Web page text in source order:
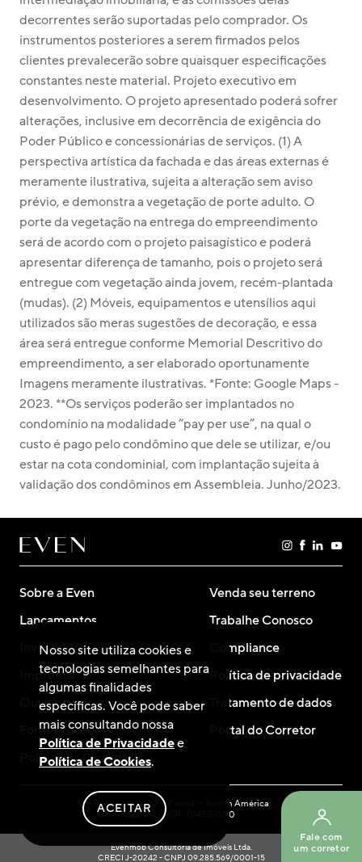
decorrentes serão suportadas pelo comprador. Os
instrumentos posteriores a serem firmados pelos
clientes prevalecerão sobre quaisquer especificações
constantes neste material. Projeto executivo em
desenvolvimento. O projeto apresentado poderá sofrer
alterações, inclusive em decorrência de exigência do
Poder Público e concessionárias de serviços. (1) A
perspectiva artística da fachada e das áreas externas é
meramente ilustrativa, sujeita a alteração sem aviso
prévio, e demonstra a vegetação de porte adulto. O
porte da vegetação na entrega do empreendimento
será de acordo com o projeto paisagístico e poderá
apresentar diferença de tamanho, pois o projeto será
entregue com vegetação ainda jovem, recém-plantada
(mudas). (2) Móveis, equipamentos e utensílios aqui
utilizados são meras sugestões de decoração, e essa
área será entregue conforme Memorial Descritivo do
empreendimento, a ser elaborado oportunamente
Imagens meramente ilustrativas. *Fonte: Google Maps -
2023. **Os serviços poderão ser implantados no
condomínio na modalidade “pay per use”, na qual o
custo é pago pelo condômino que dele se utilizar, e/ou
estar na cota condominial, com implantação sujeita à
validação dos condôminos em Assembleia. Junho/2023.
Sobre a Even
Lançamentos
Investidores
Imprensa
Ouvidoria
Fornecedores
Política da Qualidade
Venda seu terreno
Trabalhe Conosco
Compliance
Política de privacidade
Tratamento de dados
Portal do Corretor
R Hungria, 1.400 - 3° andar - Jardim América
São Paulo/SP - 01455-000
Evenmob Consultoria de Imóveis Ltda.
CRECI J-20242 - CNPJ 09.285.569/0001-15
Fale com
um corretor
Nosso site utiliza cookies e
tecnologias semelhantes para
algumas finalidades
específicas. Você pode saber
mais consultando nossa
Política de Privacidadee
Política de Cookies.
ACEITAR